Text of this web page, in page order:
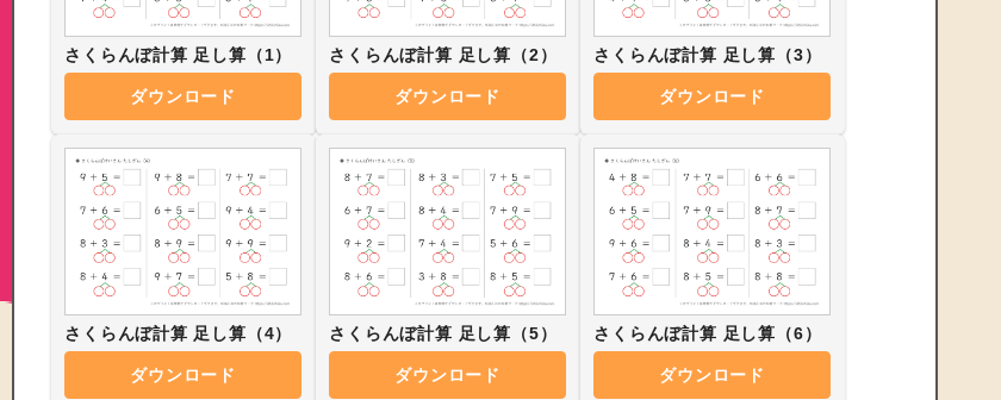
さくらんぼ計算 足し算（1）
ダウンロード
さくらんぼ計算 足し算（2）
ダウンロード
さくらんぼ計算 足し算（3）
ダウンロード
さくらんぼ計算 足し算（4）
ダウンロード
さくらんぼ計算 足し算（5）
ダウンロード
さくらんぼ計算 足し算（6）
ダウンロード